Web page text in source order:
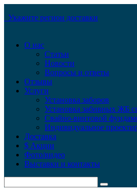
Укажите регион доставки
О нас
Статьи
Новости
Вопросы и ответы
Отзывы
Услуги
Установка заборов
Установка забивных ЖБ
Свайно-винтовой
Индивидуальное
Доставка
$ Акции
Фото/видео
Выставки и контакты